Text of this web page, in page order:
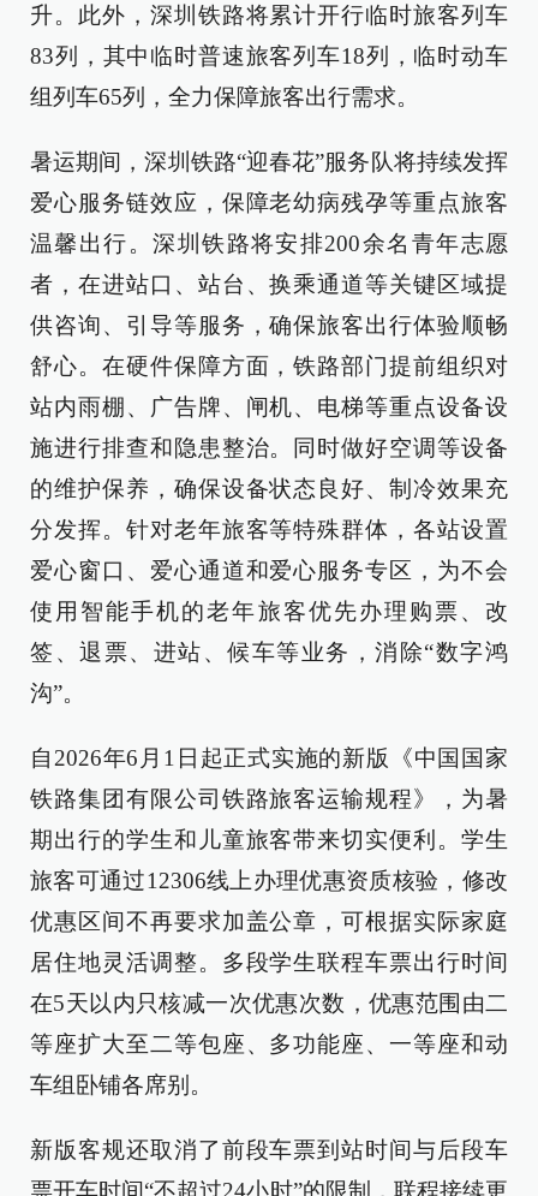
升。此外，深圳铁路将累计开行临时旅客列车
83列，其中临时普速旅客列车18列，临时动车
组列车65列，全力保障旅客出行需求。
暑运期间，深圳铁路“迎春花”服务队将持续发挥
爱心服务链效应，保障老幼病残孕等重点旅客
温馨出行。深圳铁路将安排200余名青年志愿
者，在进站口、站台、换乘通道等关键区域提
供咨询、引导等服务，确保旅客出行体验顺畅
舒心。在硬件保障方面，铁路部门提前组织对
站内雨棚、广告牌、闸机、电梯等重点设备设
施进行排查和隐患整治。同时做好空调等设备
的维护保养，确保设备状态良好、制冷效果充
分发挥。针对老年旅客等特殊群体，各站设置
爱心窗口、爱心通道和爱心服务专区，为不会
使用智能手机的老年旅客优先办理购票、改
签、退票、进站、候车等业务，消除“数字鸿
沟”。
自2026年6月1日起正式实施的新版《中国国家
铁路集团有限公司铁路旅客运输规程》，为暑
期出行的学生和儿童旅客带来切实便利。学生
旅客可通过12306线上办理优惠资质核验，修改
优惠区间不再要求加盖公章，可根据实际家庭
居住地灵活调整。多段学生联程车票出行时间
在5天以内只核减一次优惠次数，优惠范围由二
等座扩大至二等包座、多功能座、一等座和动
车组卧铺各席别。
新版客规还取消了前段车票到站时间与后段车
票开车时间“不超过24小时”的限制，联程接续更